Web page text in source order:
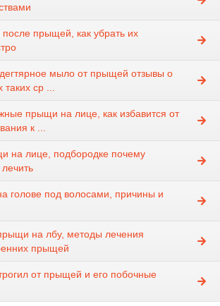
прыщей, как убрать их
мыло от прыщей отзывы о
ср ...
прыщи на лице, как избавится от
к ...
на лице, подбородке почему
голове под волосами, причины и
на лбу, методы лечения
прыщей
от прыщей и его побочные